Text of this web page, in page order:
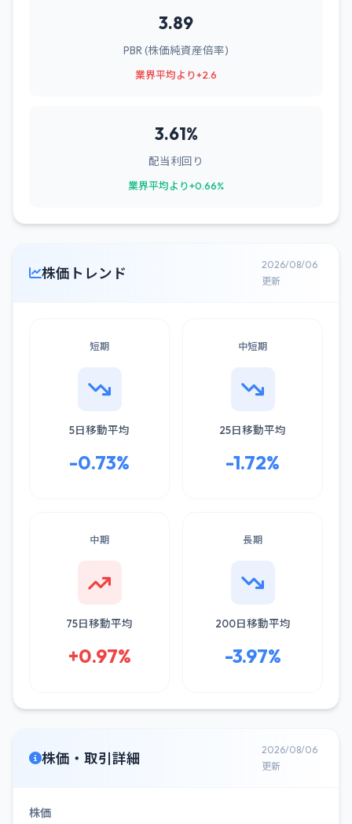
3.89
PBR (株価純資産倍率)
業界平均より+2.6
3.61%
配当利回り
業界平均より+0.66%
株価トレンド
2026/08/06
更新
短期
5日移動平均
-0.73%
中短期
25日移動平均
-1.72%
中期
75日移動平均
+0.97%
長期
200日移動平均
-3.97%
株価・取引詳細
2026/08/06
更新
株価